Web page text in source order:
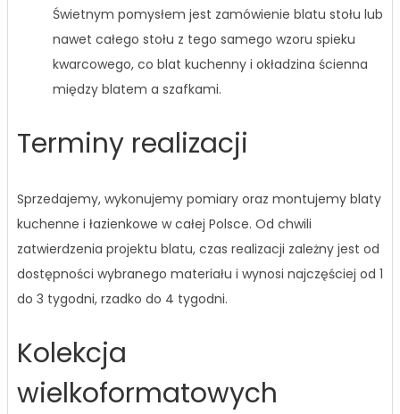
Świetnym pomysłem jest zamówienie blatu stołu lub
nawet całego stołu z tego samego wzoru spieku
kwarcowego, co blat kuchenny i okładzina ścienna
między blatem a szafkami.
Terminy realizacji
Sprzedajemy, wykonujemy pomiary oraz montujemy blaty
kuchenne i łazienkowe w całej Polsce. Od chwili
zatwierdzenia projektu blatu, czas realizacji zależny jest od
dostępności wybranego materiału i wynosi najczęściej od 1
do 3 tygodni, rzadko do 4 tygodni.
Kolekcja
wielkoformatowych